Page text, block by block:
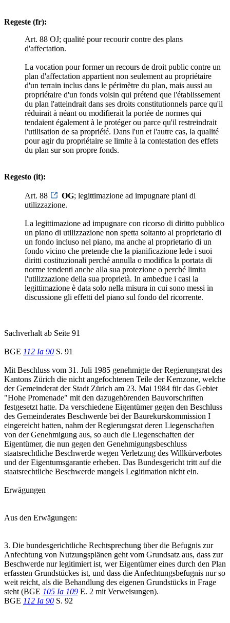
Regeste (fr):
Art. 88 OJ; qualité pour recourir contre des plans
d'affectation.
La vocation pour former un recours de droit public contre un
plan d'affectation appartient non seulement au propriétaire
d'un terrain inclus dans le périmètre du plan, mais aussi au
propriétaire d'un fonds voisin qui prétend que l'établissement
du plan l'atteindrait dans ses droits constitutionnels parce qu'il
réduirait à néant ou modifierait la portée de normes qui
tendaient également à le protéger ou parce qu'il restreindrait
l'utilisation de sa propriété. Dans l'un et l'autre cas, la qualité
pour agir du propriétaire se limite à la contestation des effets
du plan sur son propre fonds.
Regesto (it):
Art. 88 OG; legittimazione ad impugnare piani di
utilizzazione.
La legittimazione ad impugnare con ricorso di diritto pubblico
un piano di utilizzazione non spetta soltanto al proprietario di
un fondo incluso nel piano, ma anche al proprietario di un
fondo vicino che pretende che la pianificazione lede i suoi
diritti costituzionali perché annulla o modifica la portata di
norme tendenti anche alla sua protezione o perché limita
l'utilizzazione della sua proprietà. In ambedue i casi la
legittimazione è data solo nella misura in cui sono messi in
discussione gli effetti del piano sul fondo del ricorrente.
Sachverhalt ab Seite 91
BGE 112 Ia 90 S. 91
Mit Beschluss vom 31. Juli 1985 genehmigte der Regierungsrat des
Kantons Zürich die nicht angefochtenen Teile der Kernzone, welche
der Gemeinderat der Stadt Zürich am 23. Mai 1984 für das Gebiet
"Hohe Promenade" mit den dazugehörenden Bauvorschriften
festgesetzt hatte. Da verschiedene Eigentümer gegen den Beschluss
des Gemeinderates Beschwerde bei der Baurekurskommission I
eingereicht hatten, nahm der Regierungsrat deren Liegenschaften
von der Genehmigung aus, so auch die Liegenschaften der
Eigentümer, die nun gegen den Genehmigungsbeschluss
staatsrechtliche Beschwerde wegen Verletzung des Willkürverbotes
und der Eigentumsgarantie erheben. Das Bundesgericht tritt auf die
staatsrechtliche Beschwerde mangels Legitimation nicht ein.
Erwägungen
Aus den Erwägungen:
3. Die bundesgerichtliche Rechtsprechung über die Befugnis zur
Anfechtung von Nutzungsplänen geht vom Grundsatz aus, dass zur
Beschwerde nur legitimiert ist, wer Eigentümer eines durch den Plan
erfassten Grundstückes ist, und dass die Anfechtungsbefugnis nur so
weit reicht, als die Behandlung des eigenen Grundstücks in Frage
steht (BGE 105 Ia 109 E. 2 mit Verweisungen).
BGE 112 Ia 90 S. 92